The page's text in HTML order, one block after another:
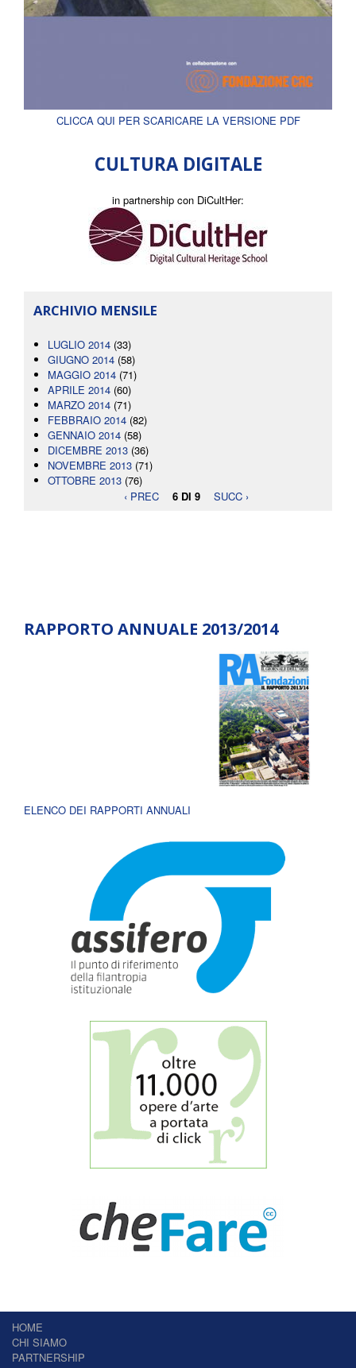
CLICCA QUI PER SCARICARE LA VERSIONE PDF
CULTURA DIGITALE
in partnership con DiCultHer:
ARCHIVIO MENSILE
LUGLIO 2014 (33)
GIUGNO 2014 (58)
MAGGIO 2014 (71)
APRILE 2014 (60)
MARZO 2014 (71)
FEBBRAIO 2014 (82)
GENNAIO 2014 (58)
DICEMBRE 2013 (36)
NOVEMBRE 2013 (71)
OTTOBRE 2013 (76)
‹ PREC
6 DI 9 SUCC ›
RAPPORTO ANNUALE 2013/2014
ELENCO DEI RAPPORTI ANNUALI
HOME
CHI SIAMO
PARTNERSHIP